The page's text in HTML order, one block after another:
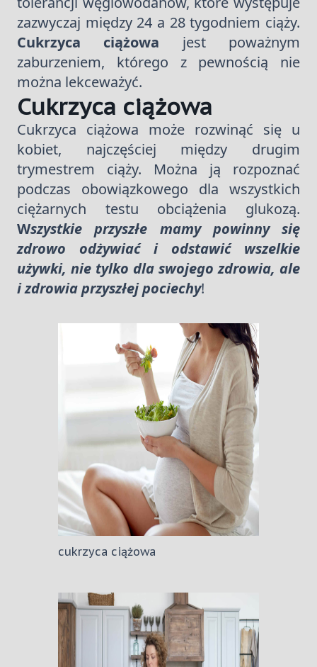
zazwyczaj między 24 a 28 tygodniem ciąży.
Cukrzyca ciążowa jest poważnym
zaburzeniem, którego z pewnością nie
można lekceważyć.
Cukrzyca ciążowa
Cukrzyca ciążowa może rozwinąć się u
kobiet, najczęściej między drugim
trymestrem ciąży. Można ją rozpoznać
podczas obowiązkowego dla wszystkich
ciężarnych testu obciążenia glukozą.
Wszystkie przyszłe mamy powinny się
zdrowo odżywiać i odstawić wszelkie
używki, nie tylko dla swojego zdrowia, ale
i zdrowia przyszłej pociechy!
cukrzyca ciążowa